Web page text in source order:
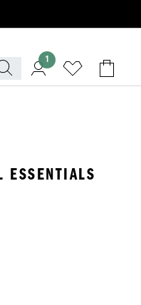
1
ESSENTIALS